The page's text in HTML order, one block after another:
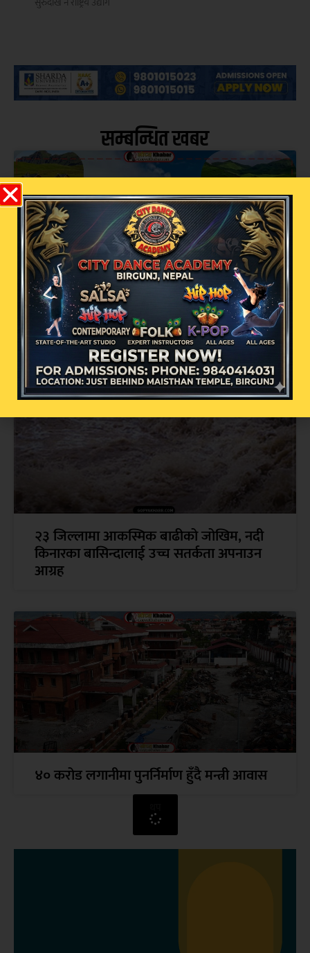
सम्बन्धित खबर
धर्तीको भू-स्वर्ग बाजुराको बडी मालिकामा भदौ १
गतेबाट पूजा आरम्भ हुने
२३ जिल्लामा आकस्मिक बाढीको जोखिम, नदी
किनारका बासिन्दालाई उच्च सतर्कता अपनाउन
आग्रह
४० करोड लगानीमा पुनर्निर्माण हुँदै मन्त्री आवास